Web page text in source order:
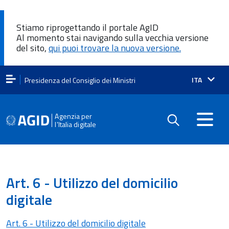
Stiamo riprogettando il portale AgID
Al momento stai navigando sulla vecchia versione
del sito,qui puoi trovare la nuova versione.
Presidenza del Consiglio dei Ministri Lingua
ITA
Agenzia per
l'Italia digitale
Art. 6 - Utilizzo del domicilio
digitale
Art. 6 - Utilizzo del domicilio digitale